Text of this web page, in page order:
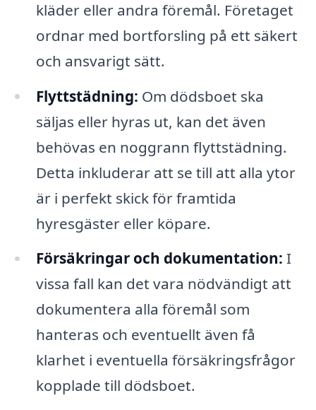
kläder eller andra föremål. Företaget
ordnar med bortforsling på ett säkert
och ansvarigt sätt.
Flyttstädning: Om dödsboet ska
säljas eller hyras ut, kan det även
behövas en noggrann flyttstädning.
Detta inkluderar att se till att alla ytor
är i perfekt skick för framtida
hyresgäster eller köpare.
Försäkringar och dokumentation: I
vissa fall kan det vara nödvändigt att
dokumentera alla föremål som
hanteras och eventuellt även få
klarhet i eventuella försäkringsfrågor
kopplade till dödsboet.